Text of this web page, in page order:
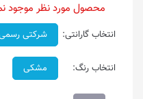
محصول مورد نظر موجود
انتخاب گارانتی: شرکتی
انتخاب رنگ: مشکی